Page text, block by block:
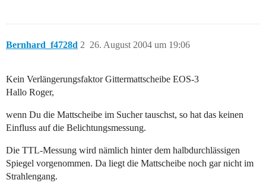
Bernhard_f4728d 26. August 2004 um 19:06
2
Kein Verlängerungsfaktor Gittermattscheibe EOS-3
Hallo Roger,
wenn Du die Mattscheibe im Sucher tauschst, so hat das keinen
Einfluss auf die Belichtungsmessung.
Die TTL-Messung wird nämlich hinter dem halbdurchlässigen
Spiegel vorgenommen. Da liegt die Mattscheibe noch gar nicht im
Strahlengang.